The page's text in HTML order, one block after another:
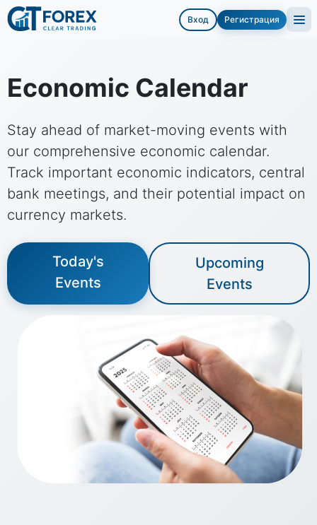
Вход Регистрация
Economic Calendar
Stay ahead of market-moving events with
our comprehensive economic calendar.
Track important economic indicators, central
bank meetings, and their potential impact on
currency markets.
Today's
Events
Upcoming
Events